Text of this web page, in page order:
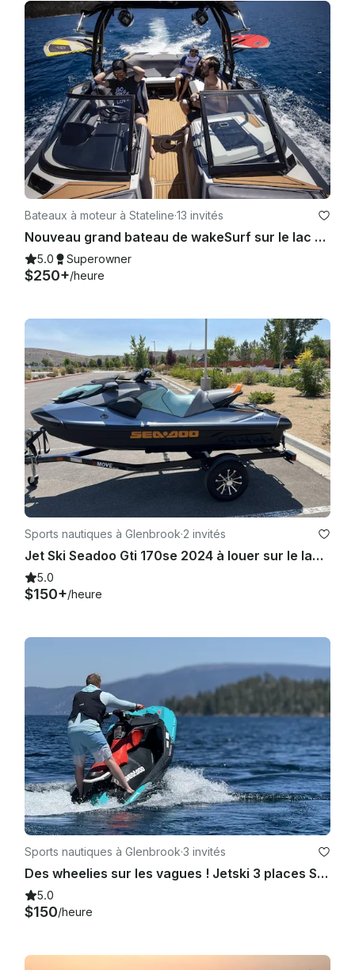
Bateaux à moteur à Stateline·13 invités
Nouveau grand bateau de wakeSurf sur le lac Tahoe - WakeBoard, Surf and Tube
5.0 Superowner
$250+/heure
Sports nautiques à Glenbrook·2 invités
Jet Ski Seadoo Gti 170se 2024 à louer sur le lac Tahoe
5.0
$150+/heure
Sports nautiques à Glenbrook·3 invités
Des wheelies sur les vagues ! Jetski 3 places SeaDoo Spark Trixx
5.0
$150/heure